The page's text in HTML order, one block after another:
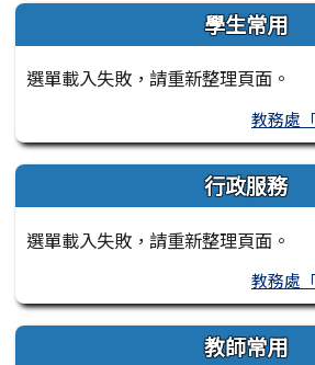
學生常用
選單載入失敗，請重新整理頁面。
教務處
行政服務
選單載入失敗，請重新整理頁面。
教務處
教師常用